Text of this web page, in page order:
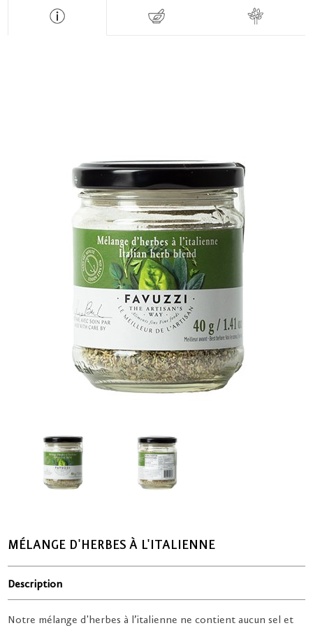
MÉLANGE D'HERBES À L'ITALIENNE
Description
Notre mélange d'herbes à l’italienne ne contient aucun sel et